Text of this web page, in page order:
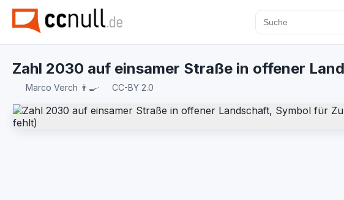
Zahl 2030 auf einsamer Straße in offener
Marco Verch 👨‍🍳· CC-BY 2.0